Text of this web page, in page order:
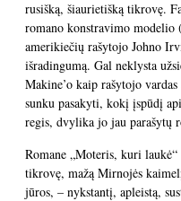
rusišką, šiaurietišką tikrovę.
romano konstravimo
amerikiečių rašytojo Johno
išradingumą. Gal neklysta
Makine’o kaip rašytojo
sunku pasakyti, kokį įspūdį
regis, dvylika jo jau parašytų
Romane „Moteris, kuri laukė“
tikrovę, mažą Mirnojės
jūros, – nykstantį, apleistą,